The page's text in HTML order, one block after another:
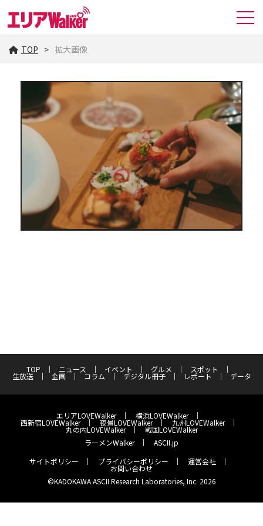
TOP 拡大画像
TOP ニュース イベント グルメ スポット
生放送 企画 コラム デジタル冊子 レポート データ
エリアLOVEWalker 横浜LOVEWalker
西新宿LOVEWalker 夜景LOVEWalker 九州LOVEWalker
丸の内LOVEWalker
戦国LOVEWalker
ラーメンWalker
ASCII.jp
サイトポリシー
プライバシーポリシー 運営会社
お問い合わせ
©KADOKAWA ASCII Research Laboratories, Inc. 2026